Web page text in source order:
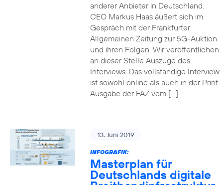
anderer Anbieter in Deutschland.
CEO Markus Haas äußert sich im
Gespräch mit der Frankfurter
Allgemeinen Zeitung zur 5G-Auktion
und ihren Folgen. Wir veröffentlichen
an dieser Stelle Auszüge des
Interviews. Das vollständige Interview
ist sowohl online als auch in der Print-
Ausgabe der FAZ vom […]
13. Juni 2019
INFOGRAFIK:
Masterplan für
Deutschlands digitale